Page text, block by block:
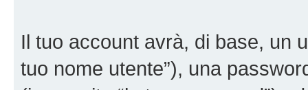
Il tuo account avrà, di base, un
tuo nome utente”), una